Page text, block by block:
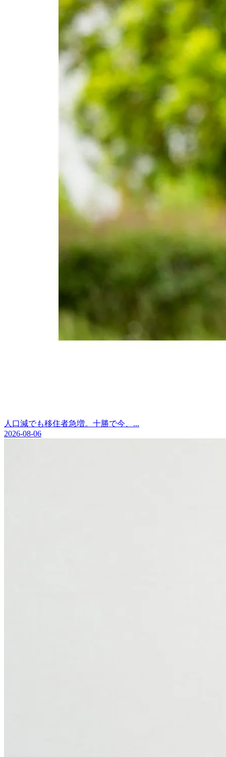
人口減でも移住者急増。十勝で今、...
2026-08-06